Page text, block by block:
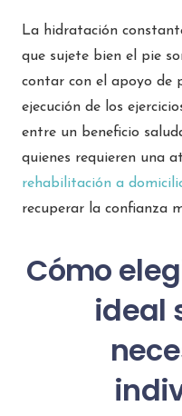
La hidratación
que sujete bien el pie
contar con el apoyo de
ejecución de los
entre un beneficio
quienes requieren una
rehabilitación a
recuperar la confianza
Cómo
ideal